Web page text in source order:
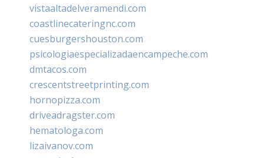
vistaaltadelveramendi.com
coastlinecateringnc.com
cuesburgershouston.com
psicologiaespecializadaencampeche.com
dmtacos.com
crescentstreetprinting.com
hornopizza.com
driveadragster.com
hematologa.com
lizaivanov.com